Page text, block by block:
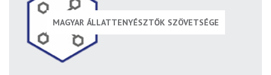
MAGYAR ÁLLATTENYÉSZTŐK SZÖVETSÉGE